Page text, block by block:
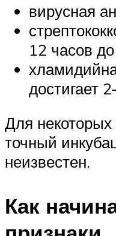
вирусная
12 часов
достигает
Для
точный
неизвестен.
Как